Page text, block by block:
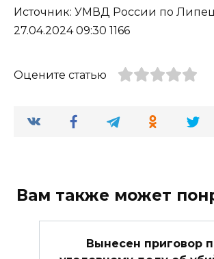
Источник: УМВД России по
27.04.2024 09:30 1166
Оцените статью
Вам также может
Вынесен приговор